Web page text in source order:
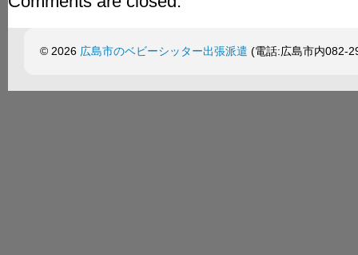
© 2026 広島市のベビーシッター出張派遣 (電話:広島市内082-